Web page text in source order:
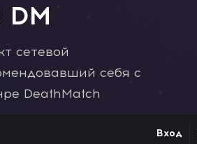
DM
сетевой
себя с
DeathMatch
Вход